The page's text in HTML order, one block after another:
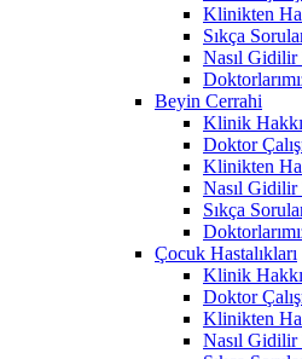
Klinikten
Sıkça
Nasıl Gidilir
Beyin Cerrahi
Klinik
Doktor
Klinikten
Nasıl Gidilir
Sıkça
Çocuk Hastalıkları
Klinik
Doktor
Klinikten
Nasıl Gidilir